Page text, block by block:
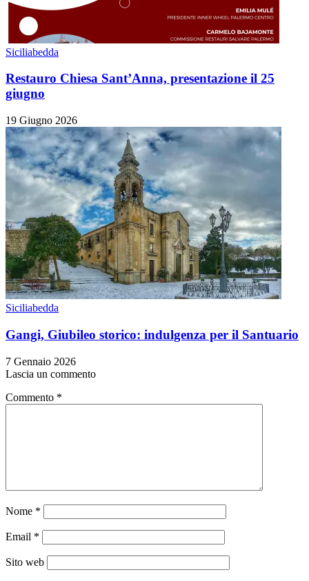
Siciliabedda
Restauro Chiesa Sant’Anna, presentazione il 25
giugno
19 Giugno 2026
Siciliabedda
Gangi, Giubileo storico: indulgenza per il Santuario
7 Gennaio 2026
Lascia un commento
Commento *
Nome *
Email *
Sito web